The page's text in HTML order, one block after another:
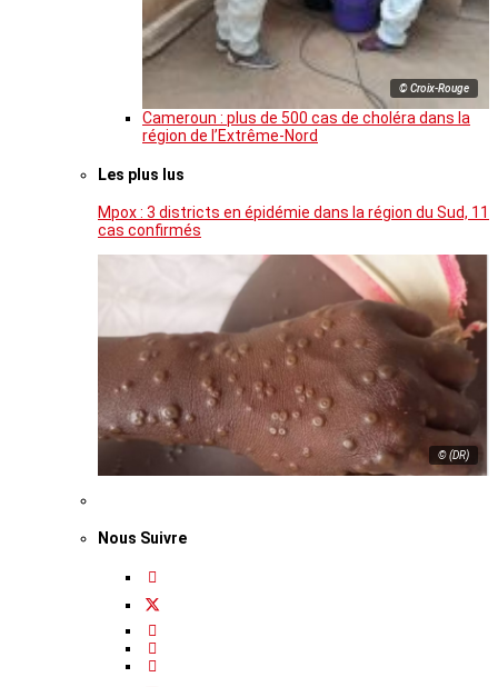
© Croix-Rouge
Cameroun : plus de 500 cas de choléra dans la
région de l’Extrême-Nord
Les plus lus
Mpox : 3 districts en épidémie dans la région du Sud, 11
cas confirmés
© (DR)
Nous Suivre